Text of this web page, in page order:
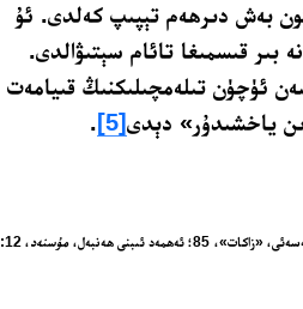
بەش دىرھەم تېپىپ كەلدى. ئۇ
بىر قىسمىغا تائام سېتىۋالدى.
ئۈچۈن تىلەمچىلىكنىڭ قىيامەت
ياخشىدۇر» دېدى[5]
.
مۇسنەد
، 12: